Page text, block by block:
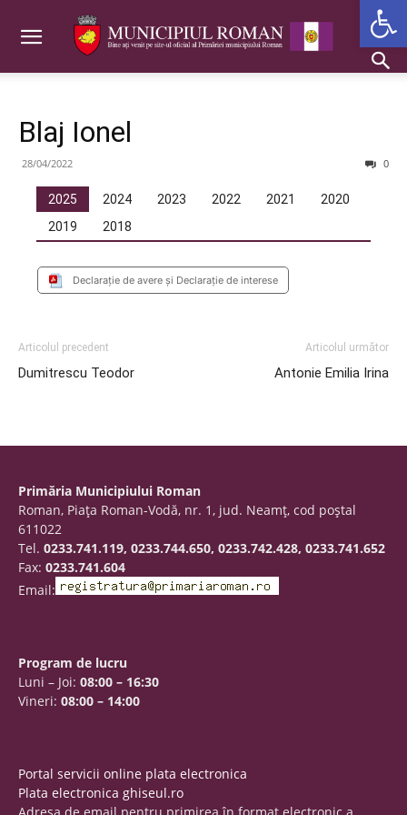
Blaj Ionel
28/04/2022 0
2025 2024 2023 2022 2021
2020
2019
2018
Declarație de avere și Declarație de interese
Articolul precedent
Dumitrescu Teodor
Articolul următor
Antonie Emilia Irina
Primăria Municipiului Roman
Roman, Piaţa Roman-Vodă, nr. 1, jud. Neamţ, cod poştal
611022
Tel. 0233.741.119, 0233.744.650, 0233.742.428, 0233.741.652
Fax: 0233.741.604
Email:
Program de lucru
Luni – Joi: 08:00 – 16:30
Vineri: 08:00 – 14:00
Portal servicii online plata electronica
Plata electronica ghiseul.ro